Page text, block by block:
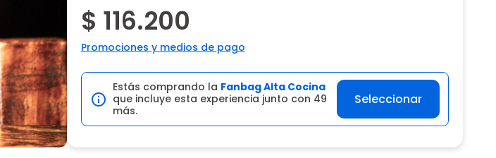
$ 116.200
Promociones y medios de pago
Estás comprando la Fanbag Alta Cocina
que incluye esta experiencia junto con 49
más.
Seleccionar